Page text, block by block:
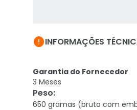
INFORMAÇÕES
Garantia do Fornecedor
3 Meses
Peso:
650 gramas (bruto com